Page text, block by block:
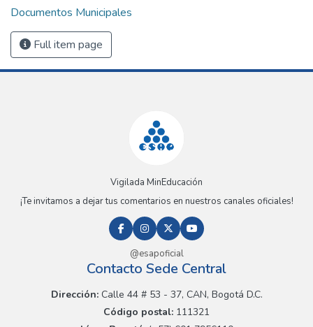
Documentos Municipales
Full item page
Vigilada MinEducación
¡Te invitamos a dejar tus comentarios en nuestros canales oficiales!
@esapoficial
Contacto Sede Central
Dirección:Calle 44 # 53 - 37, CAN, Bogotá D.C.
Código postal: 111321